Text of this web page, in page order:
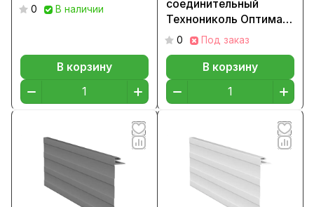
0 В наличии
В корзину
соединительный
Технониколь Оптима
Жасмин, 3м
0 Под заказ
В корзину